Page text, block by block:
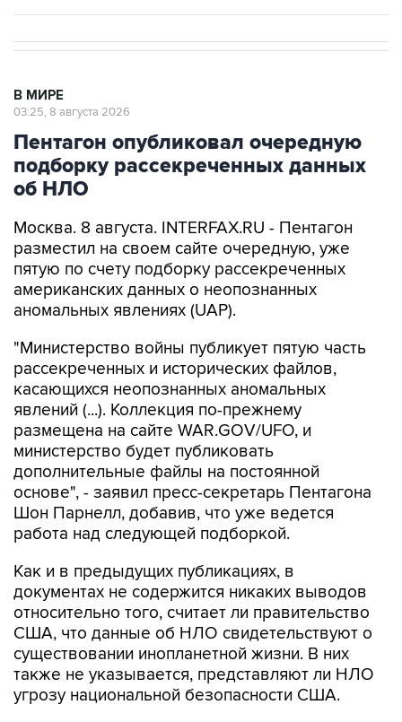
В МИРЕ
03:25, 8 августа 2026
Пентагон опубликовал очередную
подборку рассекреченных данных
об НЛО
Москва. 8 августа. INTERFAX.RU - Пентагон
разместил на своем сайте очередную, уже
пятую по счету подборку рассекреченных
американских данных о неопознанных
аномальных явлениях (UAP).
"Министерство войны публикует пятую часть
рассекреченных и исторических файлов,
касающихся неопознанных аномальных
явлений (...). Коллекция по-прежнему
размещена на сайте WAR.GOV/UFO, и
министерство будет публиковать
дополнительные файлы на постоянной
основе", - заявил пресс-секретарь Пентагона
Шон Парнелл, добавив, что уже ведется
работа над следующей подборкой.
Как и в предыдущих публикациях, в
документах не содержится никаких выводов
относительно того, считает ли правительство
США, что данные об НЛО свидетельствуют о
существовании инопланетной жизни. В них
также не указывается, представляют ли НЛО
угрозу национальной безопасности США.